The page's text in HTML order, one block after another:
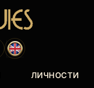
ЛИЧНОСТИ